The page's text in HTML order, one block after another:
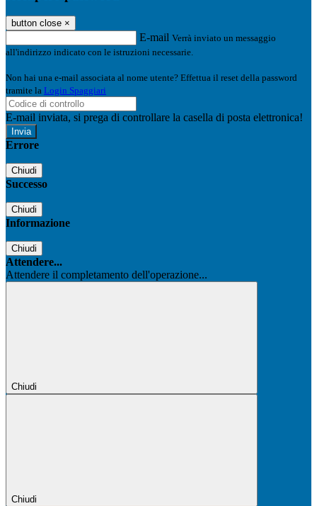
button close ×
E-mail Verrà inviato un messaggio
all'indirizzo indicato con le istruzioni necessarie.
Non hai una e-mail associata al nome utente? Effettua il reset della password
tramite la Login Spaggiari
E-mail inviata, si prega di controllare la casella di posta elettronica!
Errore
Chiudi
Successo
Chiudi
Informazione
Chiudi
Attendere...
Attendere il completamento dell'operazione...
Chiudi
Chiudi